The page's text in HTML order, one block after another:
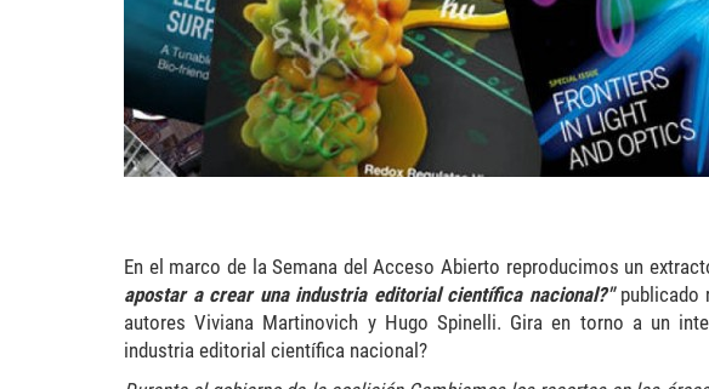
En el marco de la Semana del Acceso Abierto reproducimos un
apostar a crear una industria editorial científica nacional?"publicado
autores Viviana Martinovich y Hugo Spinelli. Gira en torno a un
industria editorial científica nacional?